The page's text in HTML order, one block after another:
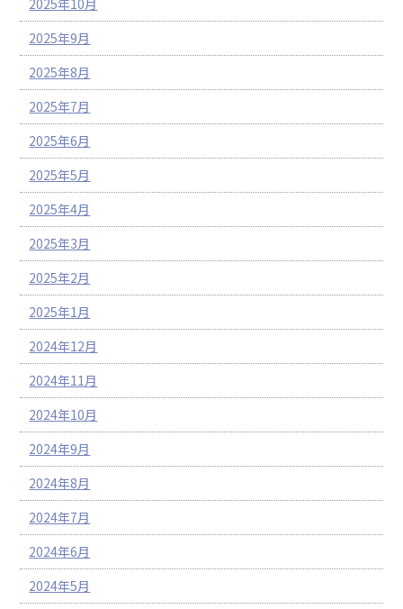
2025年9月
2025年8月
2025年7月
2025年6月
2025年5月
2025年4月
2025年3月
2025年2月
2025年1月
2024年12月
2024年11月
2024年10月
2024年9月
2024年8月
2024年7月
2024年6月
2024年5月